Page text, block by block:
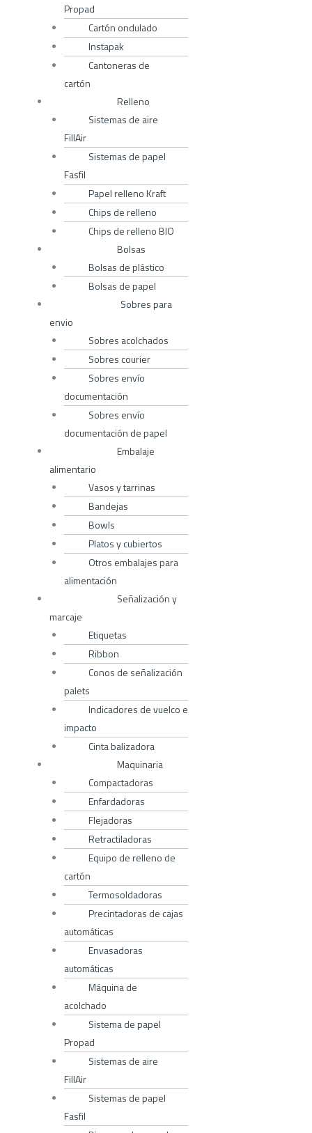
Propad
Cartón ondulado
Instapak
Cantoneras de
cartón
Relleno
Sistemas de aire
FillAir
Sistemas de papel
Fasfil
Papel relleno Kraft
Chips de relleno
Chips de relleno BIO
Bolsas
Bolsas de plástico
Bolsas de papel
Sobres para
envio
Sobres acolchados
Sobres courier
Sobres envío
documentación
Sobres envío
documentación de papel
Embalaje
alimentario
Vasos y tarrinas
Bandejas
Bowls
Platos y cubiertos
Otros embalajes para
alimentación
Señalización y
marcaje
Etiquetas
Ribbon
Conos de señalización
palets
Indicadores de vuelco e
impacto
Cinta balizadora
Maquinaria
Compactadoras
Enfardadoras
Flejadoras
Retractiladoras
Equipo de relleno de
cartón
Termosoldadoras
Precintadoras de cajas
automáticas
Envasadoras
automáticas
Máquina de
acolchado
Sistema de papel
Propad
Sistemas de aire
FillAir
Sistemas de papel
Fasfil